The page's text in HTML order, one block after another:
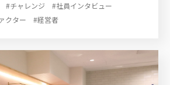
#チャレンジ
#社員インタビュー
クター
#経営者